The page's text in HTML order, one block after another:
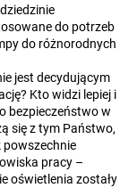
do potrzeb
do różnorodnych
jest decydującym
Kto widzi lepiej i
bezpieczeństwo w
się z tym Państwo,
powszechnie
pracy –
oświetlenia zostały